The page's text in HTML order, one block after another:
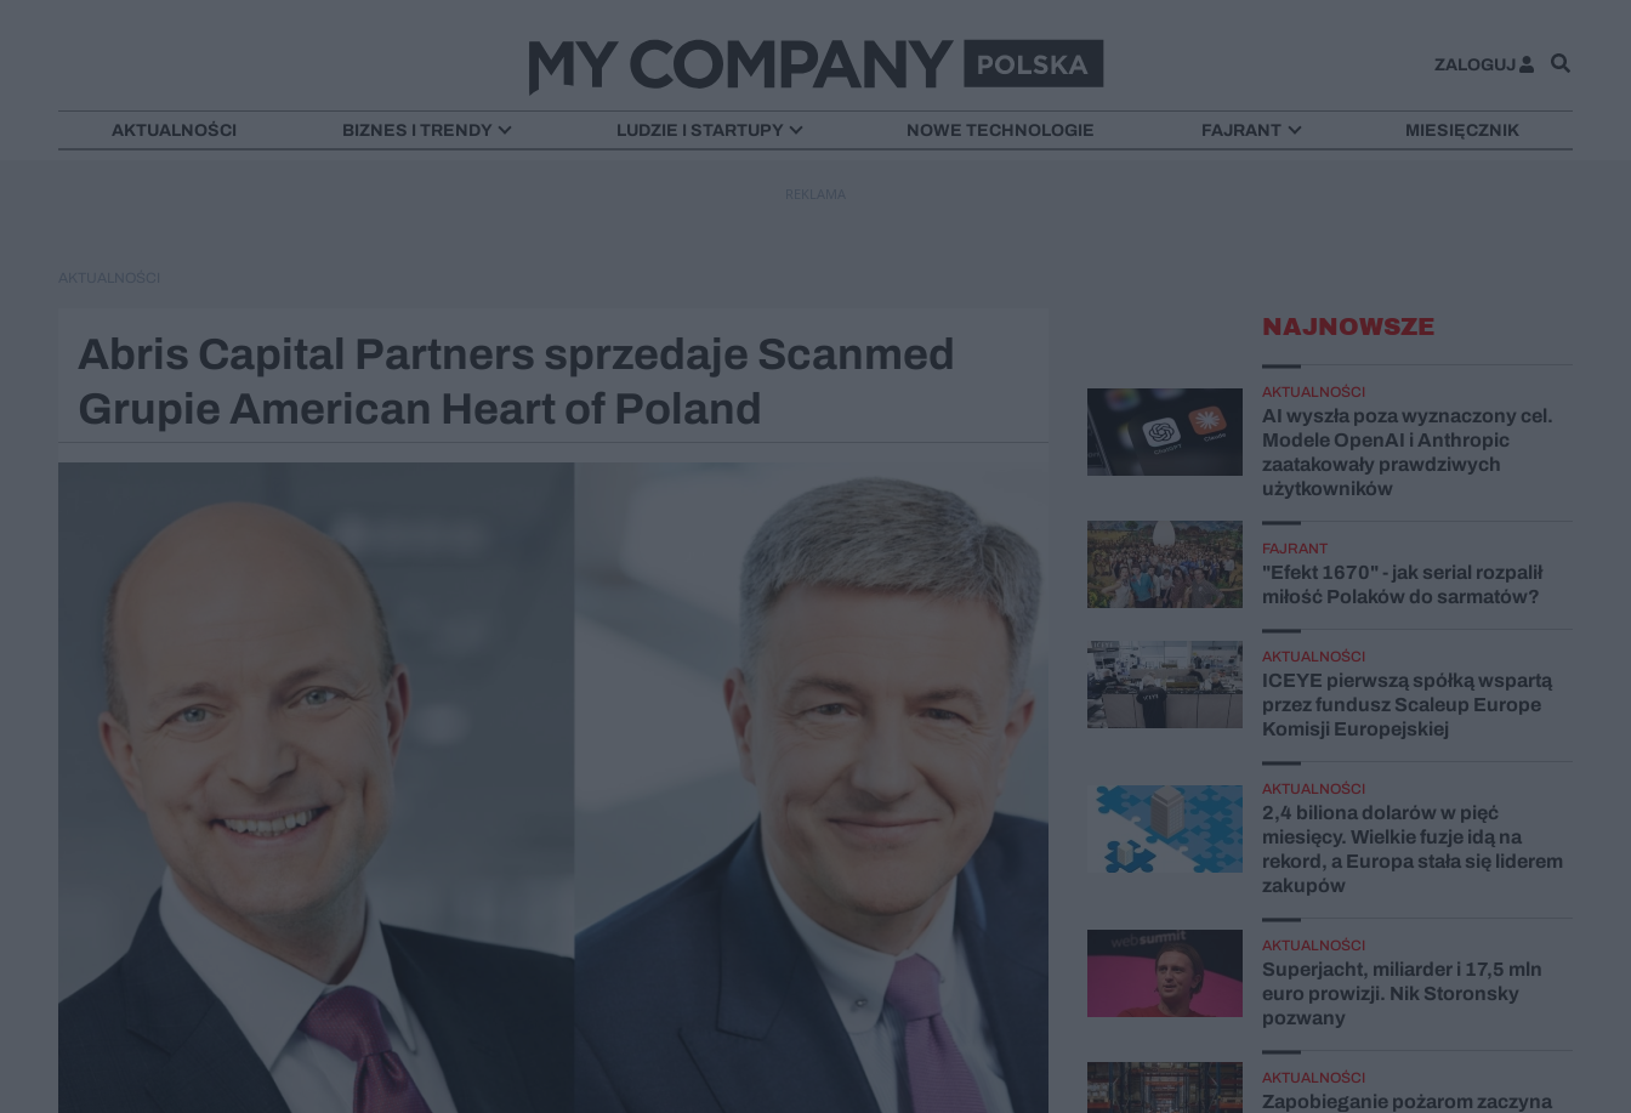
ZALOGUJ
AKTUALNOŚCI BIZNES I TRENDY LUDZIE I STARTUPY NOWE TECHNOLOGIE FAJRANT MIESIĘCZNIK
Abris Capital Partners sprzedaje Scanmed
Grupie American Heart of Poland
NAJNOWSZE
AKTUALNOŚCI
AI wyszła poza wyznaczony cel.
Modele OpenAI i Anthropic
zaatakowały prawdziwych
użytkowników
FAJRANT
"Efekt 1670" - jak serial rozpalił
miłość Polaków do sarmatów?
AKTUALNOŚCI
ICEYE pierwszą spółką wspartą
przez fundusz Scaleup Europe
Komisji Europejskiej
AKTUALNOŚCI
2,4 biliona dolarów w pięć
miesięcy. Wielkie fuzje idą na
rekord, a Europa stała się liderem
zakupów
AKTUALNOŚCI
Superjacht, miliarder i 17,5 mln
euro prowizji. Nik Storonsky
pozwany
AKTUALNOŚCI
Zapobieganie pożarom zaczyna